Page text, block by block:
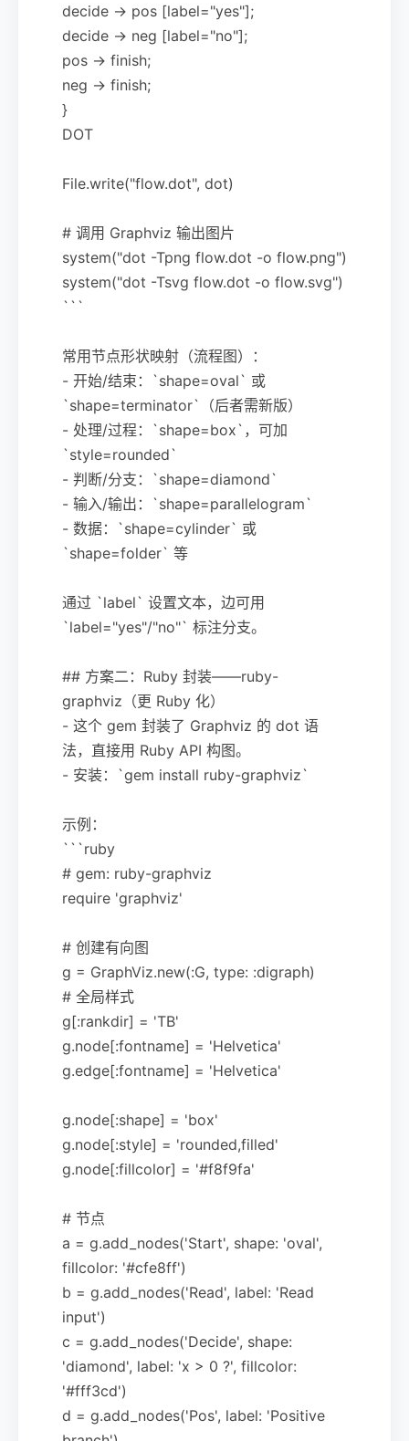
decide -> pos [label="yes"];
decide -> neg [label="no"];
pos -> finish;
neg -> finish;
}
DOT
File.write("flow.dot", dot)
# 调用 Graphviz 输出图片
system("dot -Tpng flow.dot -o flow.png")
system("dot -Tsvg flow.dot -o flow.svg")
```
常用节点形状映射（流程图）：
- 开始/结束：`shape=oval` 或
`shape=terminator`（后者需新版）
- 处理/过程：`shape=box`，可加
`style=rounded`
- 判断/分支：`shape=diamond`
- 输入/输出：`shape=parallelogram`
- 数据：`shape=cylinder` 或
`shape=folder` 等
通过 `label` 设置文本，边可用
`label="yes"/"no"` 标注分支。
## 方案二：Ruby 封装——ruby-
graphviz（更 Ruby 化）
- 这个 gem 封装了 Graphviz 的 dot 语
法，直接用 Ruby API 构图。
- 安装：`gem install ruby-graphviz`
示例：
```ruby
# gem: ruby-graphviz
require 'graphviz'
# 创建有向图
g = GraphViz.new(:G, type: :digraph)
# 全局样式
g[:rankdir] = 'TB'
g.node[:fontname] = 'Helvetica'
g.edge[:fontname] = 'Helvetica'
g.node[:shape] = 'box'
g.node[:style] = 'rounded,filled'
g.node[:fillcolor] = '#f8f9fa'
# 节点
a = g.add_nodes('Start', shape: 'oval',
fillcolor: '#cfe8ff')
b = g.add_nodes('Read', label: 'Read
input')
c = g.add_nodes('Decide', shape:
'diamond', label: 'x > 0 ?', fillcolor:
'#fff3cd')
d = g.add_nodes('Pos', label: 'Positive